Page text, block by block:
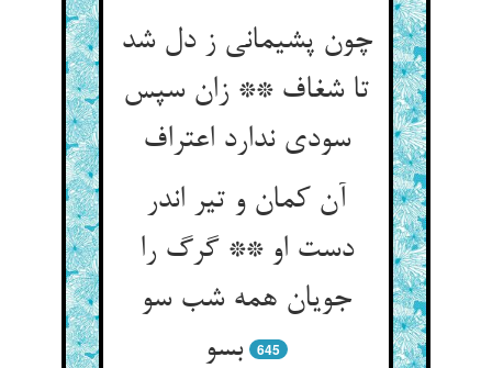
چون پشیمانی ز دل شد
تا شغاف ** زان سپس
سودی ندارد اعتراف
آن کمان و تیر اندر
دست او ** گرگ را
جویان همه شب سو
بسو
645